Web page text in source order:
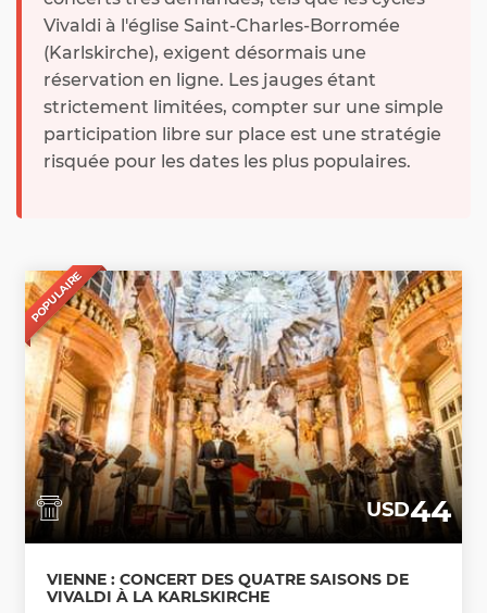
Vivaldi à l'église Saint-Charles-Borromée
(Karlskirche), exigent désormais une
réservation en ligne. Les jauges étant
strictement limitées, compter sur une simple
participation libre sur place est une stratégie
risquée pour les dates les plus populaires.
POPULAIRE
USD44
VIENNE : CONCERT DES QUATRE SAISONS DE
VIVALDI À LA KARLSKIRCHE